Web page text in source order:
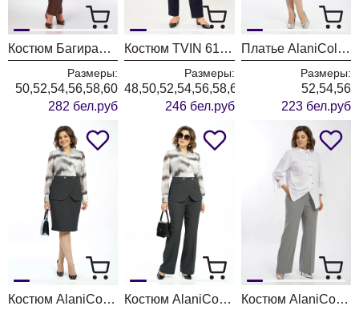
Костюм БагираАнТа 1129 голубой + шоколад
Размеры:
50,52,54,56,58,60
282 бел.руб
Костюм TVIN 6103 синий + клетка
Размеры:
48,50,52,54,56,58,60
246 бел.руб
Платье AlaniCollection 2601 синий в полоску
Размеры:
52,54,56
223 бел.руб
Костюм AlaniCollection 2606 Костюм AlaniCollection 2590 Костюм AlaniCollection 2586 белый + серый